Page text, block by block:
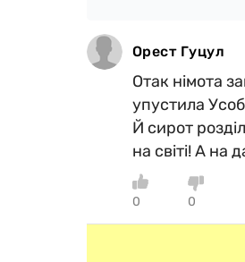
Орест Гуцул
Отак німота
упустила
Й сирот
на світі! А на
0 0